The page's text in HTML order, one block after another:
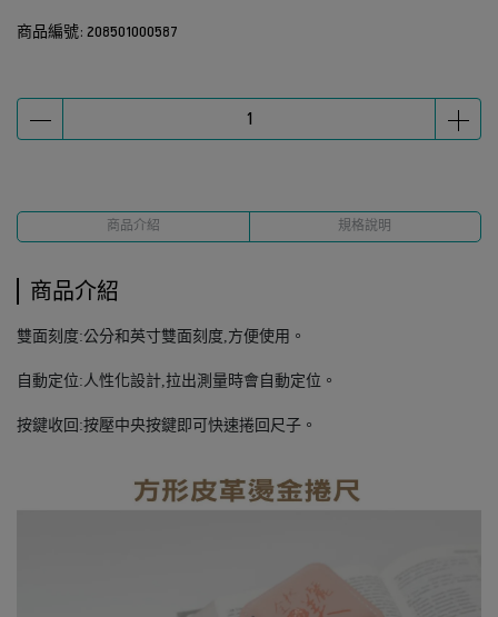
商品編號: 208501000587
商品介紹 規格說明
商品介紹
雙面刻度:公分和英寸雙面刻度,方便使用。
自動定位:人性化設計,拉出測量時會自動定位。
按鍵收回:按壓中央按鍵即可快速捲回尺子。